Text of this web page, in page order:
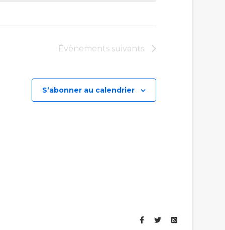
Évènements suivants
S’abonner au calendrier